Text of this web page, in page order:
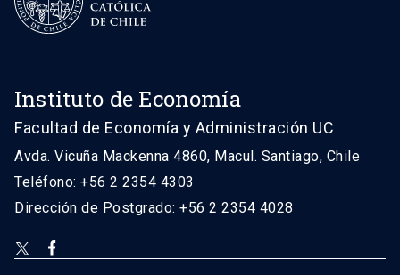
Instituto de Economía
Facultad de Economía y Administración UC
Avda. Vicuña Mackenna 4860, Macul. Santiago, Chile
Teléfono: +56 2 2354 4303
Dirección de Postgrado: +56 2 2354 4028